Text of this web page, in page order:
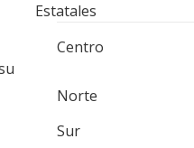
Estatales
Centro
Norte
Sur